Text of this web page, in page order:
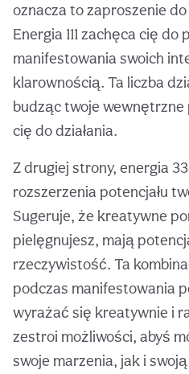
oznacza to zaproszenie
Energia 111 zachęca cię
manifestowania swoich
klarownością. Ta liczba
budząc twoje wewnętrzne
cię do działania.
Z drugiej strony, energia
rozszerzenia potencjału
Sugeruje, że kreatywne
pielęgnujesz, mają
rzeczywistość. Ta
podczas manifestowania
wyrażać się kreatywnie i
zestroi możliwości, abyś
swoje marzenia, jak i